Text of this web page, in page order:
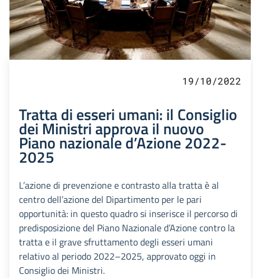
19/10/2022
Tratta di esseri umani: il Consiglio
dei Ministri approva il nuovo
Piano nazionale d’Azione 2022-
2025
L’azione di prevenzione e contrasto alla tratta è al
centro dell’azione del Dipartimento per le pari
opportunità: in questo quadro si inserisce il percorso di
predisposizione del Piano Nazionale d’Azione contro la
tratta e il grave sfruttamento degli esseri umani
relativo al periodo 2022–2025, approvato oggi in
Consiglio dei Ministri.